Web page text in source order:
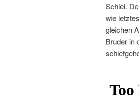
Schlei.
wie
gleichen
Bruder in